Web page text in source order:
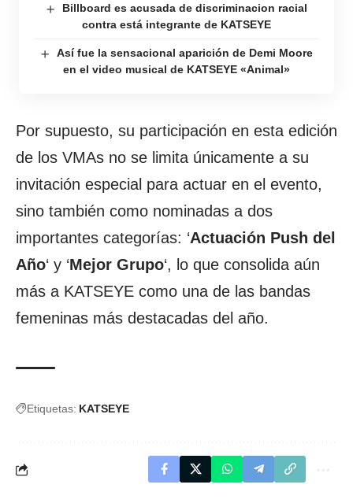
Billboard es acusada de discriminacion racial
contra está integrante de KATSEYE
Así fue la sensacional aparición de Demi Moore
en el video musical de KATSEYE «Animal»
Por supuesto, su participación en esta edición
de los VMAs no se limita únicamente a su
invitación especial para actuar en el evento,
sino también como nominadas a dos
importantes categorías: ‘Actuación Push del
Año‘ y ‘Mejor Grupo‘, lo que consolida aún
más a KATSEYE como una de las bandas
femeninas más destacadas del año.
Etiquetas: KATSEYE